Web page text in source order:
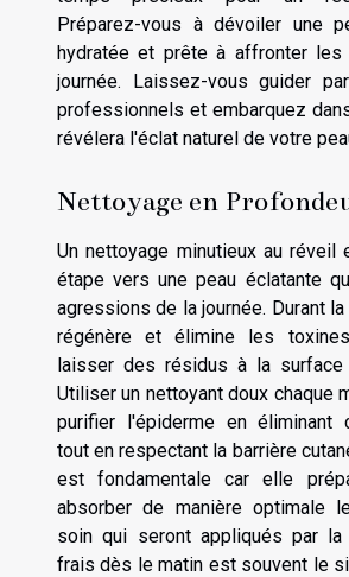
Préparez-vous à dévoiler une
hydratée et prête à affronter
journée. Laissez-vous guider
professionnels et embarquez
révélera l'éclat naturel de votre
Nettoyage en
Un nettoyage minutieux au réveil
étape vers une peau éclatante
agressions de la journée. Durant
régénère et élimine les
laisser des résidus à la surface
Utiliser un nettoyant doux chaque
purifier l'épiderme en éliminant
tout en respectant la barrière
est fondamentale car elle
absorber de manière optimale
soin qui seront appliqués par
frais dès le matin est souvent le